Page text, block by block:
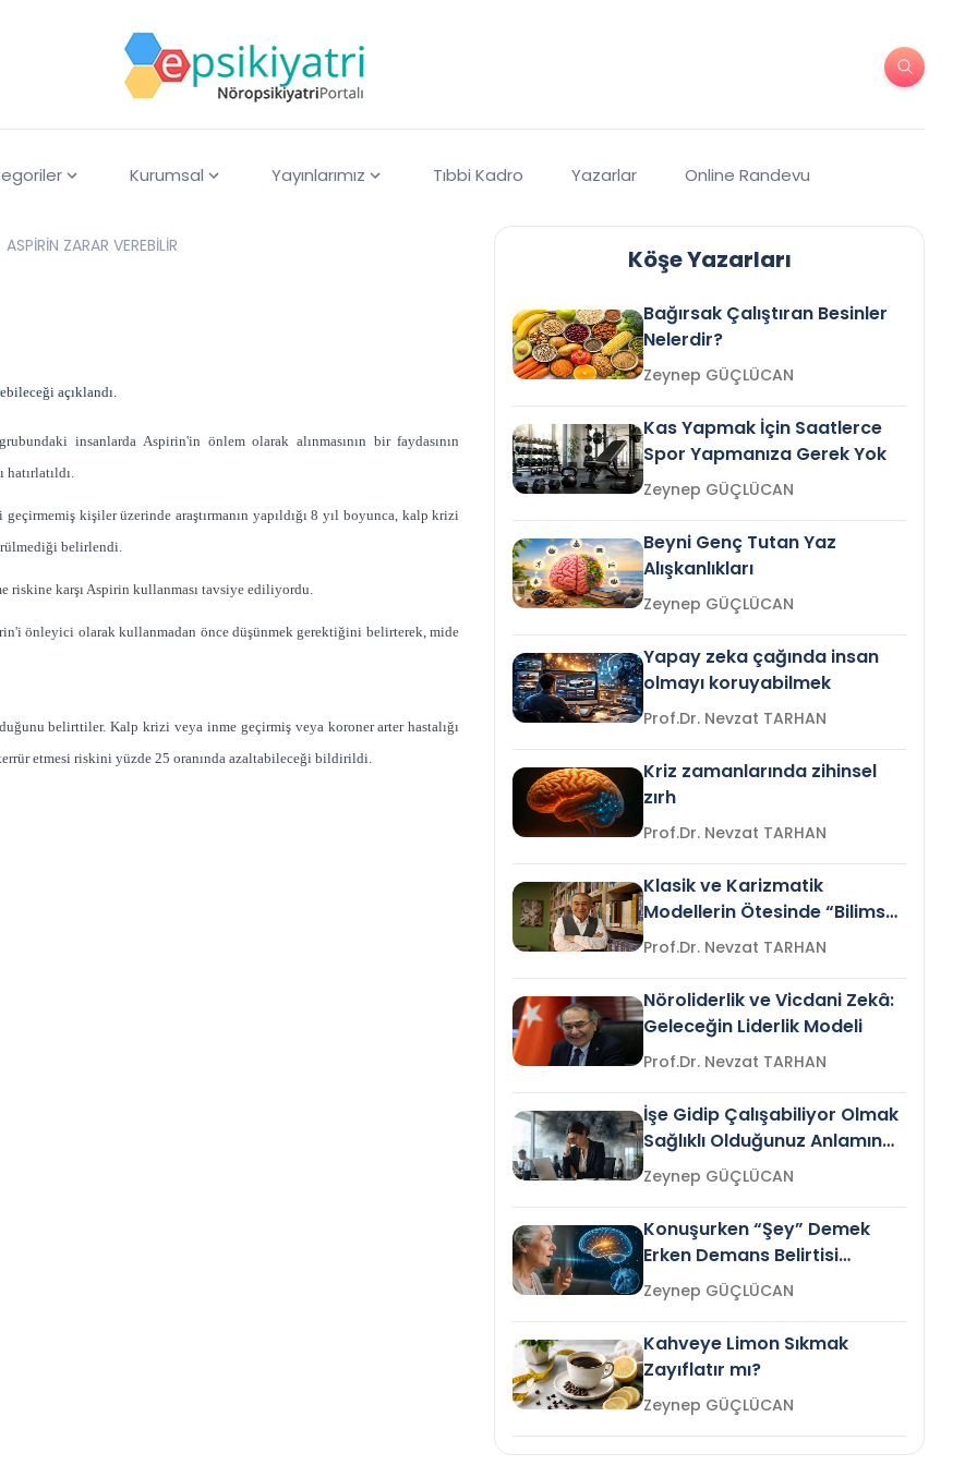
Kurumsal Yayınlarımız Tıbbi Kadro Yazarlar Online Randevu
ASPİRİN ZARAR VEREBİLİR
açıklandı.
insanlarda Aspirin'in önlem olarak alınmasının bir faydasının
kişiler üzerinde araştırmanın yapıldığı 8 yıl boyunca, kalp krizi
belirlendi.
riskine karşı Aspirin kullanması tavsiye ediliyordu.
önleyici olarak kullanmadan önce düşünmek gerektiğini belirterek, mide
belirttiler. Kalp krizi veya inme geçirmiş veya koroner arter hastalığı
etmesi riskini yüzde 25 oranında azaltabileceği bildirildi.
Köşe Yazarları
Bağırsak Çalıştıran Besinler
Nelerdir?
Zeynep GÜÇLÜCAN
Kas Yapmak İçin Saatlerce
Spor Yapmanıza Gerek Yok
Zeynep GÜÇLÜCAN
Beyni Genç Tutan Yaz
Alışkanlıkları
Zeynep GÜÇLÜCAN
Yapay zeka çağında insan
olmayı koruyabilmek
Prof.Dr. Nevzat TARHAN
Kriz zamanlarında zihinsel
zırh
Prof.Dr. Nevzat TARHAN
Klasik ve Karizmatik
Modellerin Ötesinde “Bilimsel
Liderlik”
Prof.Dr. Nevzat TARHAN
Nöroliderlik ve Vicdani Zekâ:
Geleceğin Liderlik Modeli
Prof.Dr. Nevzat TARHAN
İşe Gidip Çalışabiliyor Olmak
Sağlıklı Olduğunuz Anlamına
Gelir mi?Zeynep GÜÇLÜCAN
Konuşurken “Şey” Demek
Erken Demans Belirtisi
Olabilir mi?Zeynep GÜÇLÜCAN
Kahveye Limon Sıkmak
Zayıflatır mı?
Zeynep GÜÇLÜCAN